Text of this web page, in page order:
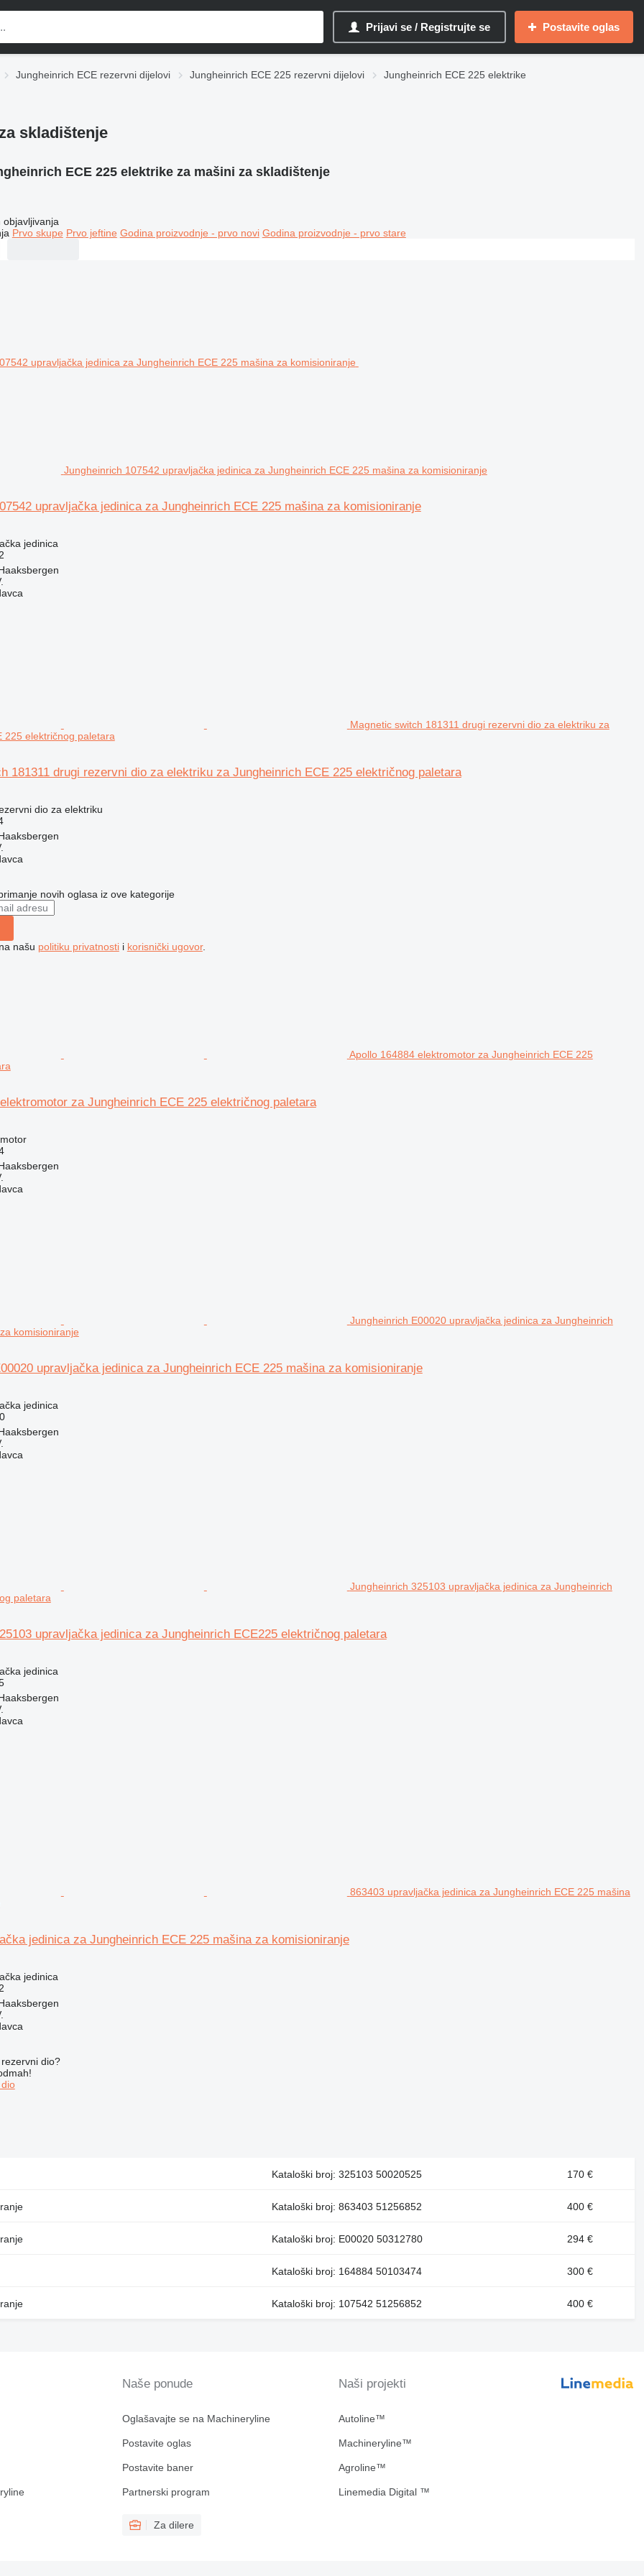
Prijavi se / Registrujte se Postavite oglas
Jungheinrich ECE rezervni dijelovi Jungheinrich ECE 225 rezervni dijelovi
Jungheinrich ECE 225 elektrike
skladištenje
ECE 225 elektrike za mašini za skladištenje
objavljivanja
Prvo skupe Prvo jeftine Godina proizvodnje - prvo novi Godina proizvodnje - prvo stare
Jungheinrich 107542 upravljačka jedinica za Jungheinrich ECE 225 mašina za komisioniranje
upravljačka jedinica za Jungheinrich ECE 225 mašina za komisioniranje
jedinica
Magnetic switch 181311 drugi rezervni dio za elektriku za
225 električnog paletara
181311 drugi rezervni dio za elektriku za Jungheinrich ECE 225 električnog paletara
dio za elektriku
novih oglasa iz ove kategorije
našu politiku privatnostii korisnički ugovor.
Apollo 164884 elektromotor za Jungheinrich ECE 225
za Jungheinrich ECE 225 električnog paletara
Jungheinrich E00020 upravljačka jedinica za Jungheinrich
komisioniranje
upravljačka jedinica za Jungheinrich ECE 225 mašina za komisioniranje
jedinica
Jungheinrich 325103 upravljačka jedinica za Jungheinrich
paletara
upravljačka jedinica za Jungheinrich ECE225 električnog paletara
jedinica
863403 upravljačka jedinica za Jungheinrich ECE 225 mašina
jedinica za Jungheinrich ECE 225 mašina za komisioniranje
jedinica
dio?
Kataloški broj: 325103 50020525 170 €
Kataloški broj: 863403 51256852 400 €
Kataloški broj: E00020 50312780 294 €
Kataloški broj: 164884 50103474 300 €
Kataloški broj: 107542 51256852 400 €
Naše ponude
Oglašavajte se na Machineryline
Postavite oglas
Postavite baner
Partnerski program
Za dilere
Naši projekti
Autoline™
Machineryline™
Agroline™
Linemedia Digital ™